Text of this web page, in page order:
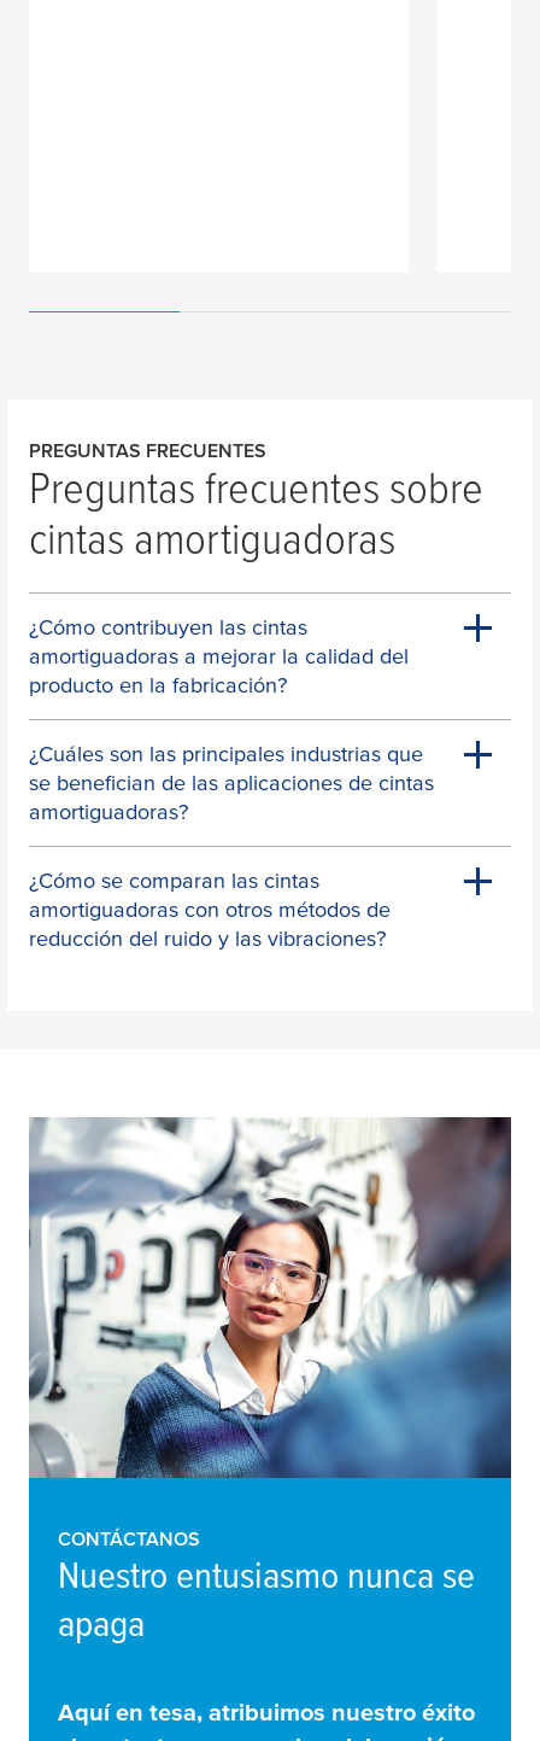
PREGUNTAS FRECUENTES
Preguntas frecuentes sobre
cintas amortiguadoras
¿Cómo contribuyen las cintas
amortiguadoras a mejorar la calidad del
producto en la fabricación?
¿Cuáles son las principales industrias que
se benefician de las aplicaciones de cintas
amortiguadoras?
¿Cómo se comparan las cintas
amortiguadoras con otros métodos de
reducción del ruido y las vibraciones?
CONTÁCTANOS
Nuestro entusiasmo nunca se
apaga
Aquí en tesa, atribuimos nuestro éxito